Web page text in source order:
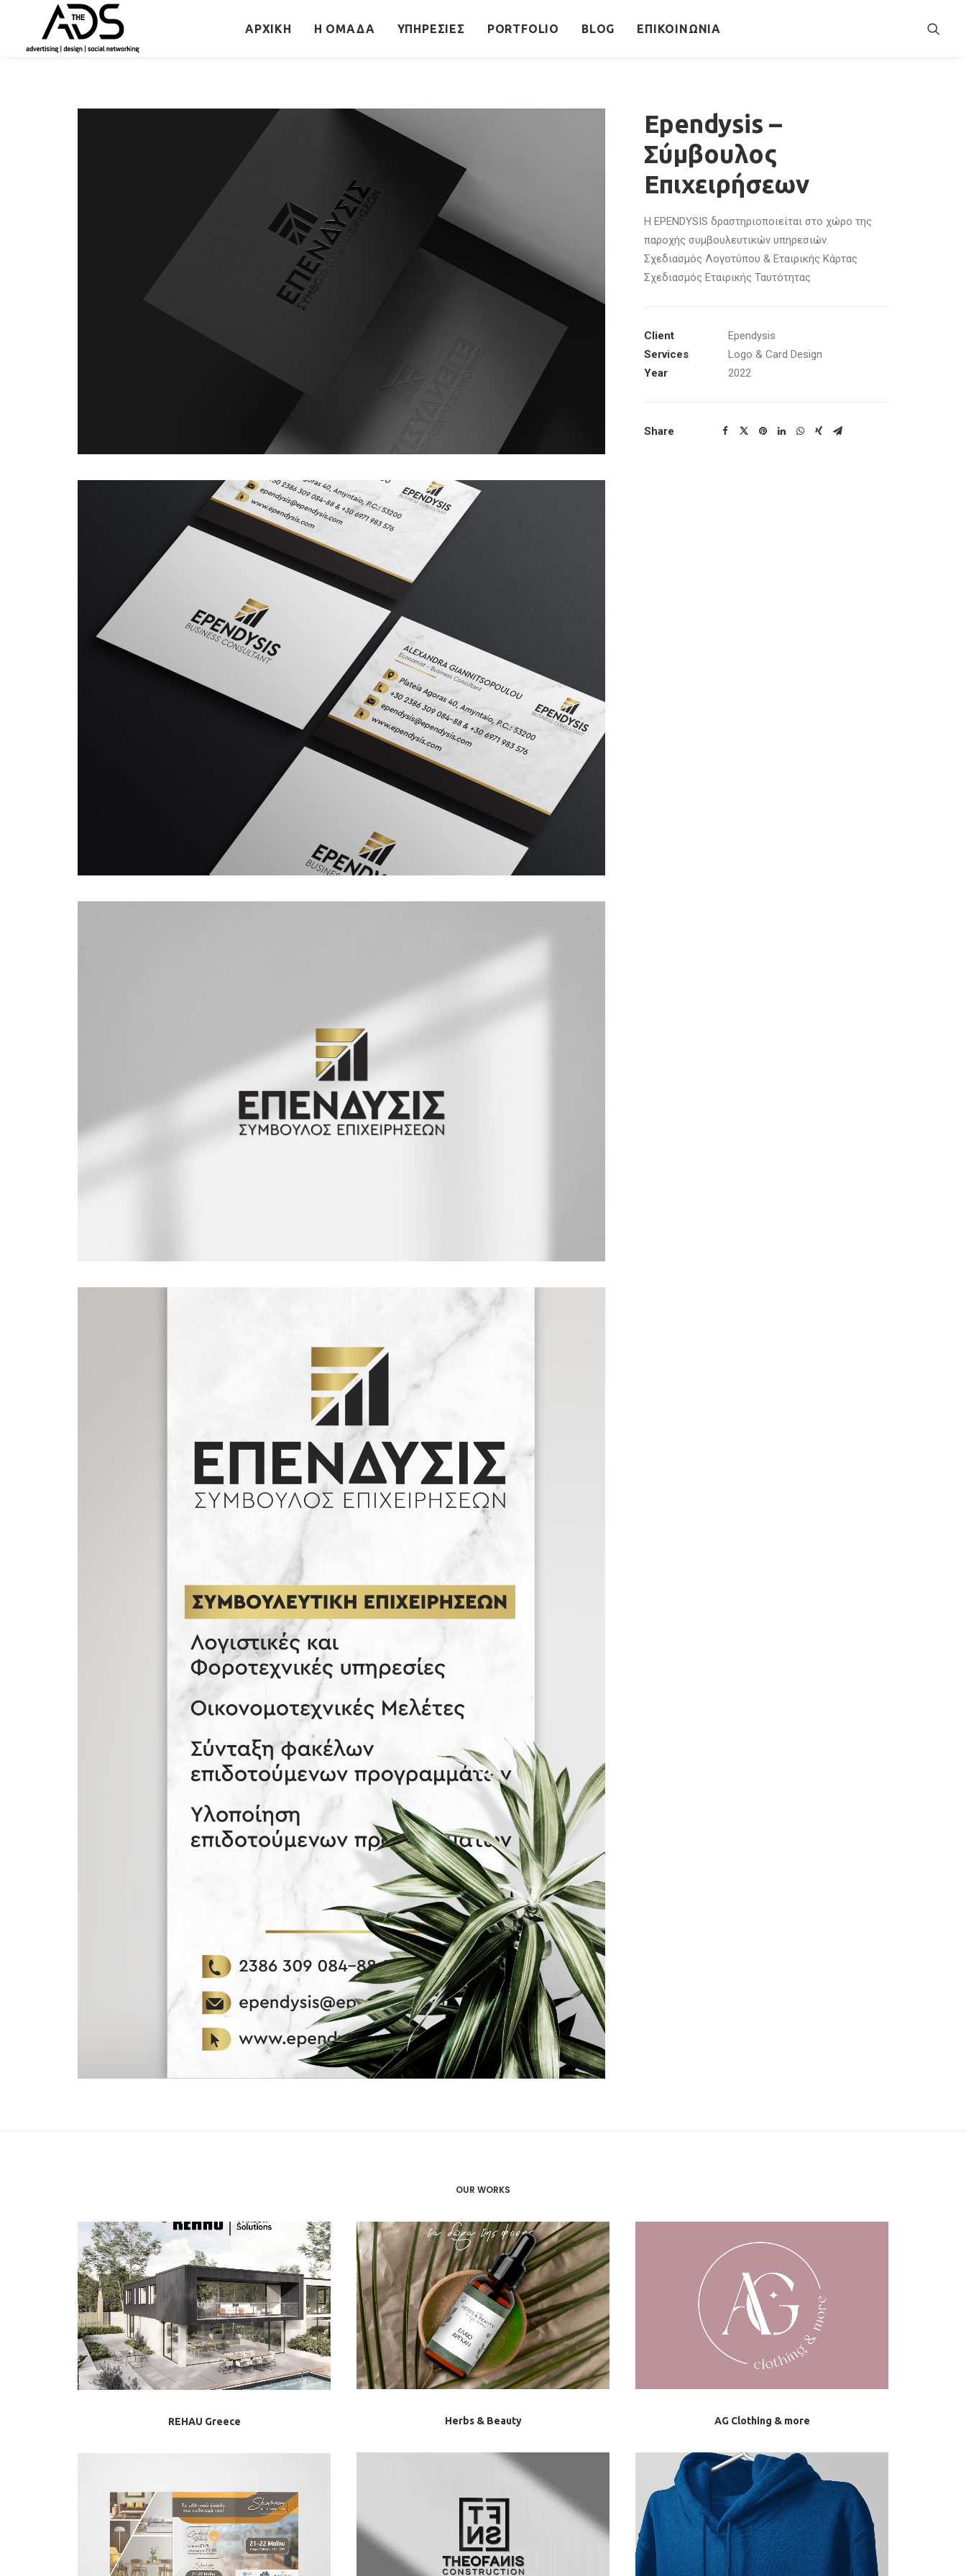
ΑΡΧΙΚΉ Η ΟΜΆΔΑ ΥΠΗΡΕΣΊΕΣ PORTFOLIO BLOG ΕΠΙΚΟΙΝΩΝΊΑ
Ependysis –
Σύμβουλος
Επιχειρήσεων
Η EPENDYSIS δραστηριοποιείται στο χώρο της
παροχής συμβουλευτικών υπηρεσιών.
Σχεδιασμός Λογοτύπου & Εταιρικής Κάρτας
Σχεδιασμός Εταιρικής Ταυτότητας
Client
Ependysis
Services
Logo & Card Design
Year
2022
Share
OUR WORKS
REHAU Greece Herbs & Beauty AG Clothing & more